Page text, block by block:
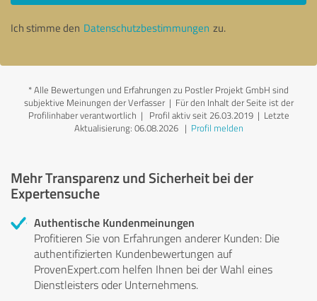
Ich stimme den Datenschutzbestimmungen zu.
*Alle Bewertungen und Erfahrungen zu Postler Projekt GmbH sind
subjektive Meinungen der Verfasser | Für den Inhalt der Seite ist der
Profilinhaber verantwortlich | Profil aktiv seit 26.03.2019 | Letzte
Aktualisierung: 06.08.2026| Profil melden
Mehr Transparenz und Sicherheit bei der
Expertensuche
Authentische Kundenmeinungen
Profitieren Sie von Erfahrungen anderer Kunden: Die
authentifizierten Kundenbewertungen auf
ProvenExpert.com helfen Ihnen bei der Wahl eines
Dienstleisters oder Unternehmens.